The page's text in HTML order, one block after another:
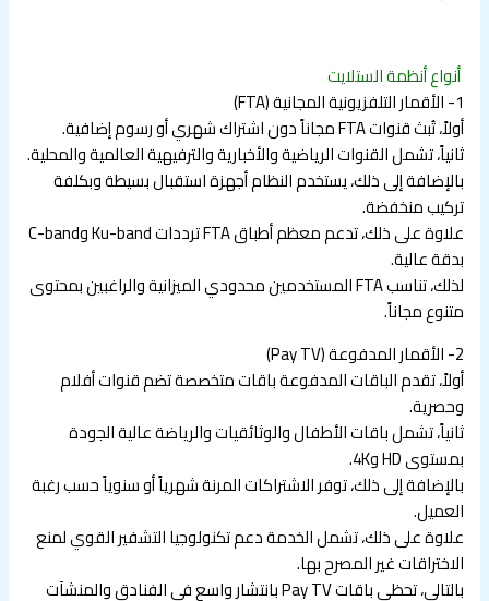
أنواع أنظمة الستلايت
1- الأقمار التلفزيونية المجانية (FTA)
أولاً، تُبث قنوات FTA مجاناً دون اشتراك شهري أو رسوم إضافية.
ثانياً، تشمل القنوات الرياضية والأخبارية والترفيهية العالمية والمحلية.
بالإضافة إلى ذلك، يستخدم النظام أجهزة استقبال بسيطة وبكلفة
تركيب منخفضة.
علاوة على ذلك، تدعم معظم أطباق FTA ترددات Ku-band وC-band
بدقة عالية.
لذلك، تناسب FTA المستخدمين محدودي الميزانية والراغبين بمحتوى
متنوع مجاناً.
2- الأقمار المدفوعة (Pay TV)
أولاً، تقدم الباقات المدفوعة باقات متخصصة تضم قنوات أفلام
وحصرية.
ثانياً، تشمل باقات الأطفال والوثائقيات والرياضة عالية الجودة
بمستوى HD و4K.
بالإضافة إلى ذلك، توفر الاشتراكات المرنة شهرياً أو سنوياً حسب رغبة
العميل.
علاوة على ذلك، تشمل الخدمة دعم تكنولوجيا التشفير القوي لمنع
الاختراقات غير المصرح بها.
بالتالي، تحظى باقات Pay TV بانتشار واسع في الفنادق والمنشآت